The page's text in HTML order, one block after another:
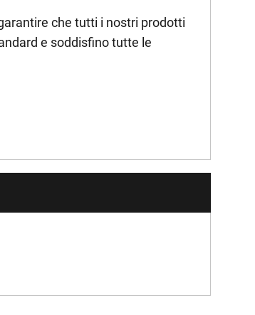
che tutti i nostri prodotti
e soddisfino tutte le